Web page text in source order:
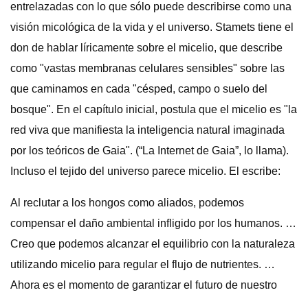
entrelazadas con lo que sólo puede describirse como una
visión micológica de la vida y el universo. Stamets tiene el
don de hablar líricamente sobre el micelio, que describe
como "vastas membranas celulares sensibles" sobre las
que caminamos en cada "césped, campo o suelo del
bosque". En el capítulo inicial, postula que el micelio es "la
red viva que manifiesta la inteligencia natural imaginada
por los teóricos de Gaia". (“La Internet de Gaia”, lo llama).
Incluso el tejido del universo parece micelio. El escribe:
Al reclutar a los hongos como aliados, podemos
compensar el daño ambiental infligido por los humanos. …
Creo que podemos alcanzar el equilibrio con la naturaleza
utilizando micelio para regular el flujo de nutrientes. …
Ahora es el momento de garantizar el futuro de nuestro